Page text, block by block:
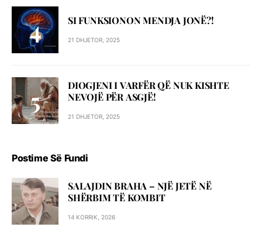
SI FUNKSIONON MENDJA JONË?!
21 DHJETOR, 2025
DIOGJENI I VARFËR QË NUK KISHTE
NEVOJË PËR ASGJË!
21 DHJETOR, 2025
Postime Së Fundi
SALAJDIN BRAHA – NJЁ JETЁ NЁ
SHЁRBIM TЁ KOMBIT
14 KORRIK, 2026